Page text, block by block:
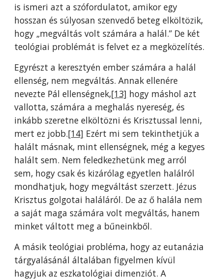
is ismeri azt a szófordulatot, amikor egy
hosszan és súlyosan szenvedő beteg elköltözik,
hogy „megváltás volt számára a halál.” De két
teológiai problémát is felvet ez a megközelítés.
Egyrészt a keresztyén ember számára a halál
ellenség, nem megváltás. Annak ellenére
nevezte Pál ellenségnek,[13] hogy máshol azt
vallotta, számára a meghalás nyereség, és
inkább szeretne elköltözni és Krisztussal lenni,
mert ez jobb.[14] Ezért mi sem tekinthetjük a
halált másnak, mint ellenségnek, még a kegyes
halált sem. Nem feledkezhetünk meg arról
sem, hogy csak és kizárólag egyetlen halálról
mondhatjuk, hogy megváltást szerzett. Jézus
Krisztus golgotai haláláról. De az ő halála nem
a saját maga számára volt megváltás, hanem
minket váltott meg a bűneinkből.
A másik teológiai probléma, hogy az eutanázia
tárgyalásánál általában figyelmen kívül
hagyjuk az eszkatológiai dimenziót. A